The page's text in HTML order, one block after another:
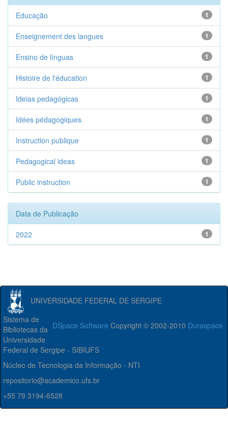
1
Educação
1
Enseignement des langues
1
Ensino de línguas
1
Histoire de l'éducation
1
Ideias pedagógicas
1
Idées pédagogiques
1
Instruction publique
1
Pedagogical ideas
1
Public instruction
Data de Publicação
1
2022
UNIVERSIDADE FEDERAL DE SERGIPE
DSpace Software Copyright © 2002-2010 Duraspace
Sistema de
Bibliotecas da
Universidade
Federal de Sergipe - SIBIUFS
Núcleo de Tecnologia da Informação - NTI
repositorio@academico.ufs.br
+55 79 3194-6528